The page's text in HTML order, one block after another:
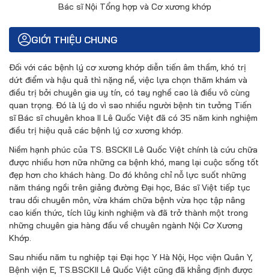
Bác sĩ Nội Tổng hợp và Cơ xương khớp
GIỚI THIỆU CHUNG
Đối với các bệnh lý cơ xương khớp diễn tiến âm thầm, khó trị
dứt điểm và hậu quả thì nặng nề, việc lựa chọn thăm khám và
điều trị bởi chuyên gia uy tín, có tay nghề cao là điều vô cùng
quan trọng. Đó là lý do vì sao nhiều người bệnh tin tưởng Tiến
sĩ Bác sĩ chuyên khoa II Lê Quốc Việt đã có 35 năm kinh nghiệm
điều trị hiệu quả các bệnh lý cơ xương khớp.
Niềm hạnh phúc của TS. BSCKII Lê Quốc Việt chính là cứu chữa
được nhiều hơn nữa những ca bệnh khó, mang lại cuộc sống tốt
đẹp hơn cho khách hàng. Do đó không chỉ nỗ lực suốt những
năm tháng ngồi trên giảng đường Đại học, Bác sĩ Việt tiếp tục
trau dồi chuyên môn, vừa khám chữa bệnh vừa học tập nâng
cao kiến thức, tích lũy kinh nghiệm và đã trở thành một trong
những chuyên gia hàng đầu về chuyên ngành Nội Cơ Xương
Khớp.
Sau nhiều năm tu nghiệp tại Đại học Y Hà Nội, Học viện Quân Y,
Bệnh viện E, TS.BSCKII Lê Quốc Việt cũng đã khẳng định được